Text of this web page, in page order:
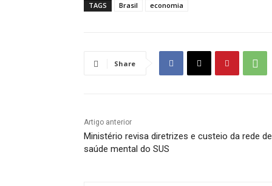
TAGS Brasil economia
Share
Artigo anterior
Ministério revisa diretrizes e custeio da rede de
saúde mental do SUS